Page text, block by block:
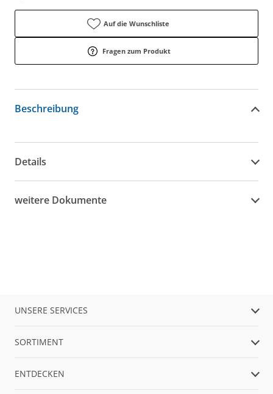
Auf die Wunschliste
Fragen zum Produkt
Beschreibung
Details
weitere Dokumente
UNSERE SERVICES
SORTIMENT
ENTDECKEN